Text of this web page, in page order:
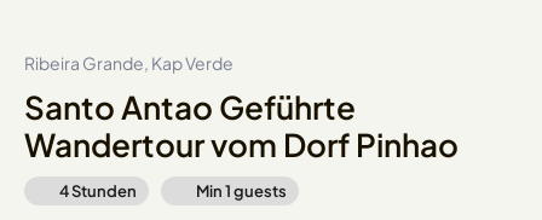
Ribeira Grande, Kap Verde
Santo Antao Geführte
Wandertour vom Dorf Pinhao
4 Stunden Min1guests